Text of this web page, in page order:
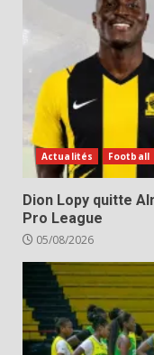
Actualités Football
Dion Lopy quitte
Pro League
05/08/2026